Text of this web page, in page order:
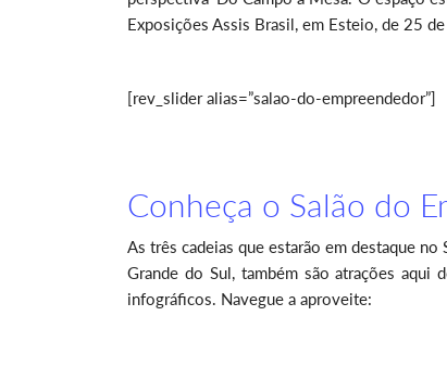
Exposições Assis Brasil, em Esteio, de 25
[rev_slider alias=”salao-do-empreendedor”]
Conheça o Salão do
As três cadeias que estarão em destaque
Grande do Sul, também são atrações
infográficos. Navegue a aproveite: